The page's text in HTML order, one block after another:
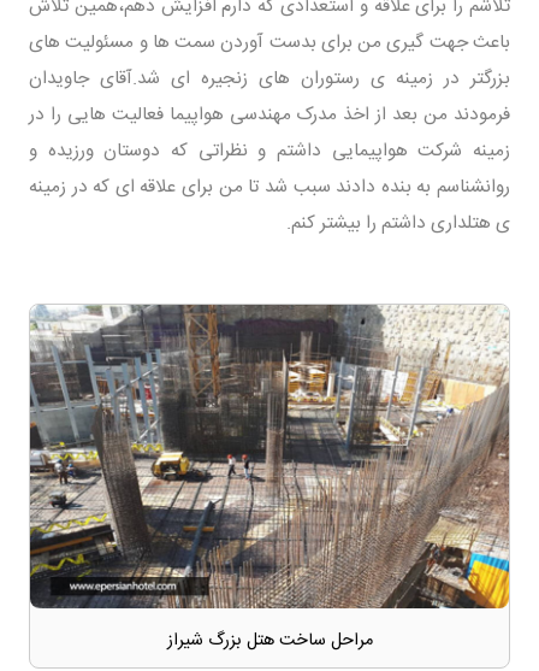
باعث جهت گیری من برای بدست آوردن سمت ها و مسئولیت های
بزرگتر در زمینه ی رستوران های زنجیره ای شد.آقای جاویدان
فرمودند من بعد از اخذ مدرک مهندسی هواپیما فعالیت هایی را در
زمینه شرکت هواپیمایی داشتم و نظراتی که دوستان ورزیده و
روانشناسم به بنده دادند سبب شد تا من برای علاقه ای که در زمینه
ی هتلداری داشتم را بیشتر کنم.
مراحل ساخت هتل بزرگ شیراز